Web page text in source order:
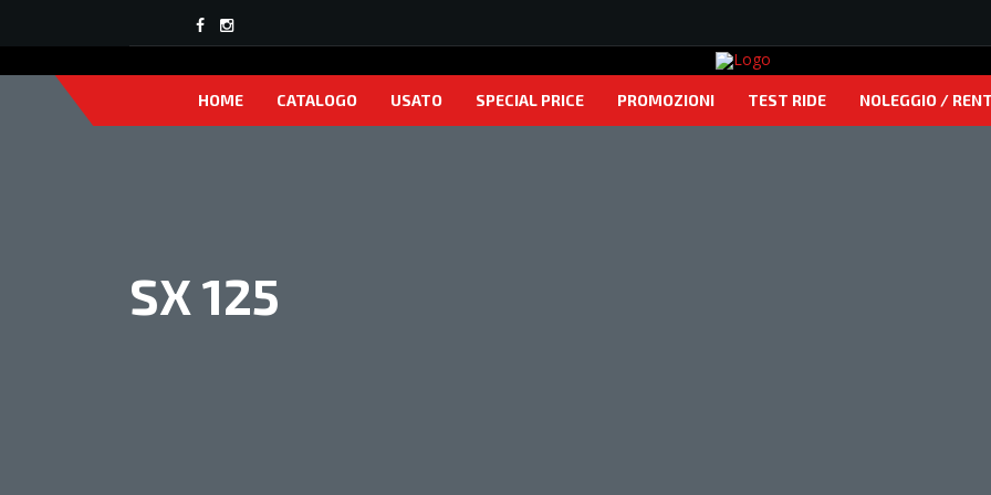
HOME CATALOGO USATO SPECIAL PRICE PROMOZIONI TEST RIDE NOLEGGIO / RENT
SX 125